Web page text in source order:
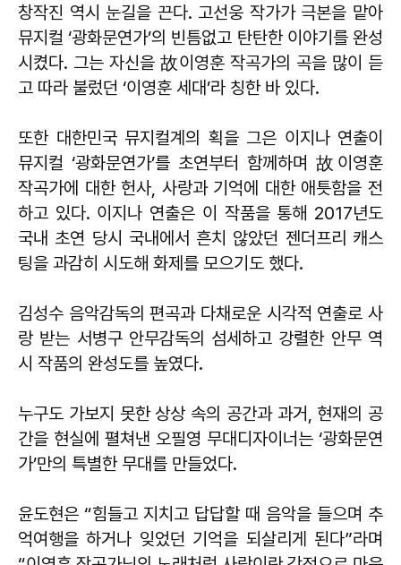
창작진 역시 눈길을 끈다. 고선웅 작가가 극본을 맡아
뮤지컬 ‘광화문연가’의 빈틈없고 탄탄한 이야기를 완성
시켰다. 그는 자신을 故이영훈 작곡가의 곡을 많이 듣
고 따라 불렀던 ‘이영훈 세대’라 칭한 바 있다.
또한 대한민국 뮤지컬계의 획을 그은 이지나 연출이
뮤지컬 ‘광화문연가’를 초연부터 함께하며 故이영훈
작곡가에 대한 헌사, 사랑과 기억에 대한 애틋함을 전
하고 있다. 이지나 연출은 이 작품을 통해 2017년도
국내 초연 당시 국내에서 흔치 않았던 젠더프리 캐스
팅을 과감히 시도해 화제를 모으기도 했다.
김성수 음악감독의 편곡과 다채로운 시각적 연출로 사
랑 받는 서병구 안무감독의 섬세하고 강렬한 안무 역
시 작품의 완성도를 높였다.
누구도 가보지 못한 상상 속의 공간과 과거, 현재의 공
간을 현실에 펼쳐낸 오필영 무대디자이너는 ‘광화문연
가’만의 특별한 무대를 만들었다.
윤도현은 “힘들고 지치고 답답할 때 음악을 들으며 추
억여행을 하거나 잊었던 기억을 되살리게 된다”라며